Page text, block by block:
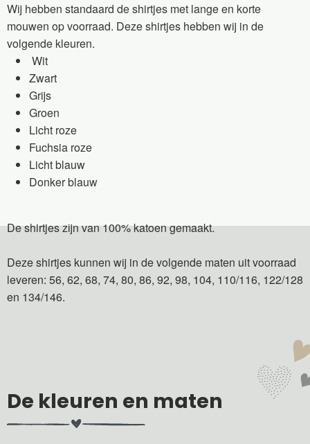
Wij hebben standaard de shirtjes met lange en korte
mouwen op voorraad. Deze shirtjes hebben wij in de
volgende kleuren.
Wit
Zwart
Grijs
Groen
Licht roze
Fuchsia roze
Licht blauw
Donker blauw
De shirtjes zijn van 100% katoen gemaakt.
Deze shirtjes kunnen wij in de volgende maten uit voorraad
leveren: 56, 62, 68, 74, 80, 86, 92, 98, 104, 110/116, 122/128
en 134/146.
De kleuren en maten